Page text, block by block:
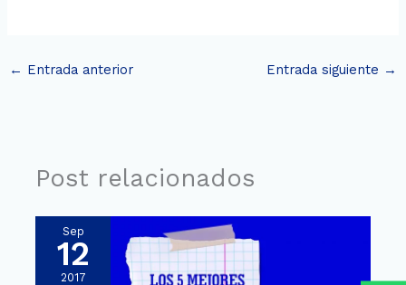
← Entrada anterior Entrada siguiente →
Post relacionados
Sep
12
2017